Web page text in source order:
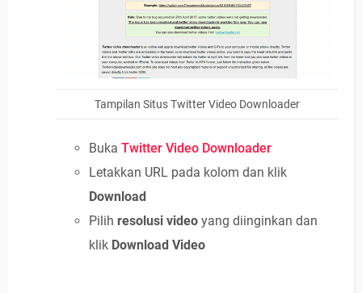
Tampilan Situs Twitter Video Downloader
Buka Twitter Video Downloader
Letakkan URL pada kolom dan klik
Download
Pilih resolusi video yang diinginkan dan
klik Download Video